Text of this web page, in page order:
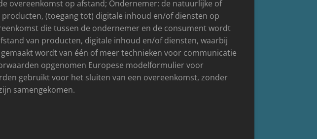
overeenkomst op afstand; Ondernemer: de natuurlijke of
(toegang tot) digitale inhoud en/of diensten op
die tussen de ondernemer en de consument wordt
van producten, digitale inhoud en/of diensten, waarbij
wordt van één of meer technieken voor communicatie
opgenomen Europese modelformulier voor
gebruikt voor het sluiten van een overeenkomst, zonder
samengekomen.